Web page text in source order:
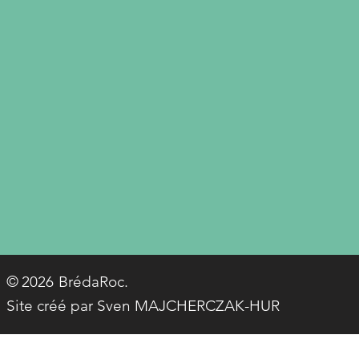
© BrédaRoc.
Site créé par Sven MAJCHERCZAK-HUR
2026